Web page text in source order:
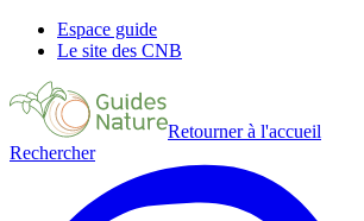
Espace guide
Le site des CNB
Retourner à l'accueil
Rechercher